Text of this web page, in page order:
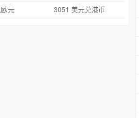
元 3051 美元兑港币